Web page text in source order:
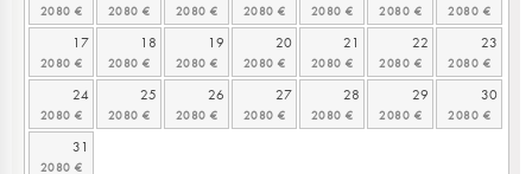
17 18 19 20 21 22 23
24 25 26 27 28 29 30
31